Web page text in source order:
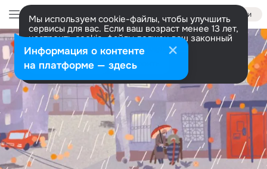
Войти
Мы используем cookie-файлы, чтобы улучшить
сервисы для вас. Если ваш возраст менее 13 лет,
настроить cookie-файлы должен ваш законный
представитель. Больше информации
Разрешить все Настроить
Информация о контенте
на платформе — здесь